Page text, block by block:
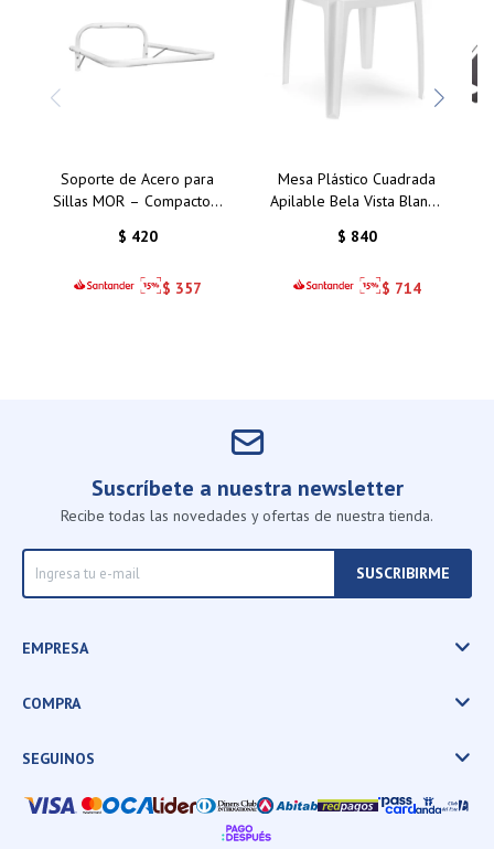
Soporte de Acero para
Sillas MOR – Compacto y
$ 420
$ 357
Mesa Plástico Cuadrada
Apilable Bela Vista Blanco
$ 840
$ 714
Suscríbete a nuestra newsletter
Recibe todas las novedades y ofertas de nuestra tienda.
SUSCRIBIRME
EMPRESA
COMPRA
SEGUINOS